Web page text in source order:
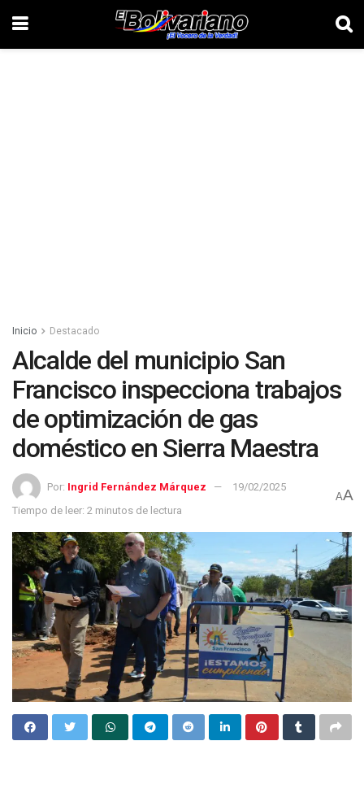
Inicio Destacado
Alcalde del municipio San
Francisco inspecciona trabajos
de optimización de gas
doméstico en Sierra Maestra
Por: Ingrid Fernández Márquez
19/02/2025
Tiempo de leer: 2 minutos de lectura
AA